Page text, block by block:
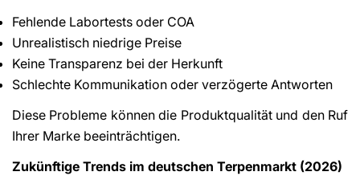
Fehlende Labortests oder COA
Unrealistisch niedrige Preise
Keine Transparenz bei der Herkunft
Schlechte Kommunikation oder verzögerte Antworten
Diese Probleme können die Produktqualität und den Ruf
Ihrer Marke beeinträchtigen.
Zukünftige Trends im deutschen Terpenmarkt (2026)